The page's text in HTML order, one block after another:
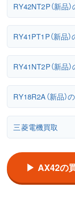
RY42NT2P（新品
RY41PT1P（新品
RY41NT2P（新品
RY18R2A（新品）
三菱電機買取
▶ AX42の